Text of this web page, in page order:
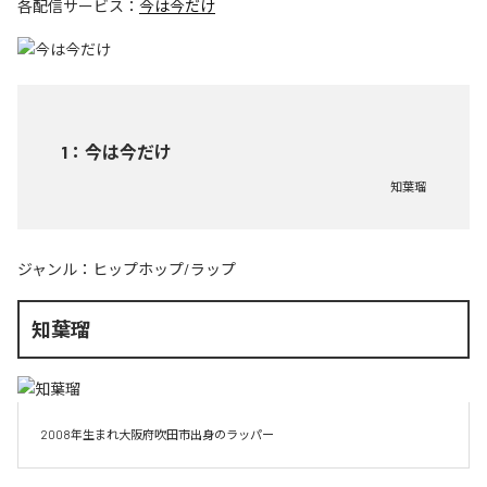
各配信サービス： 今は今だけ
1 ： 今は今だけ
知葉瑠
ジャンル： ヒップホップ/ラップ
知葉瑠